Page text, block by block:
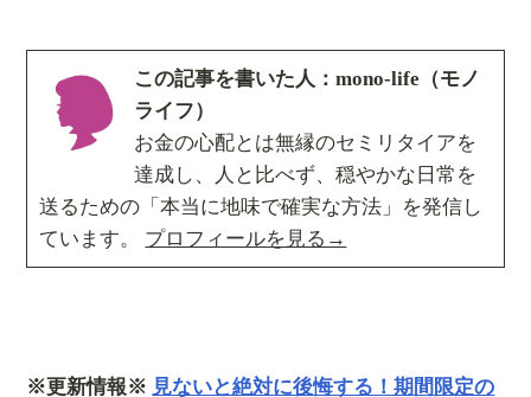
この記事を書いた人：mono-life（モノ
ライフ）
お金の心配とは無縁のセミリタイアを
達成し、人と比べず、穏やかな日常を
送るための「本当に地味で確実な方法」を発信し
ています。 プロフィールを見る→
※更新情報※ 見ないと絶対に後悔する！期間限定の